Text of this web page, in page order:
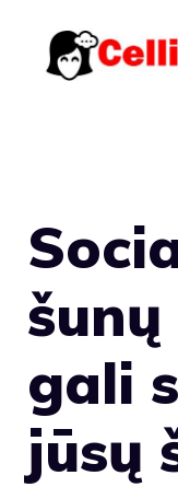
turinio
gali
jūsų